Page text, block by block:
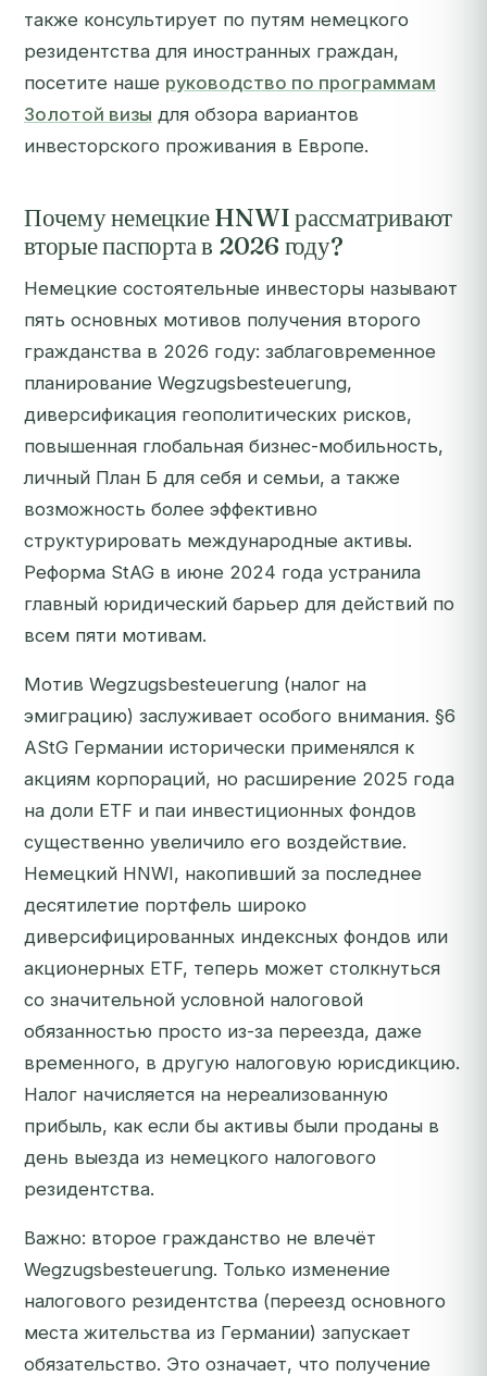
также консультирует по путям немецкого
резидентства для иностранных граждан,
посетите наше руководство по программам
Золотой визы для обзора вариантов
инвесторского проживания в Европе.
Почему немецкие HNWI рассматривают
вторые паспорта в 2026 году?
Немецкие состоятельные инвесторы называют
пять основных мотивов получения второго
гражданства в 2026 году: заблаговременное
планирование Wegzugsbesteuerung,
диверсификация геополитических рисков,
повышенная глобальная бизнес-мобильность,
личный План Б для себя и семьи, а также
возможность более эффективно
структурировать международные активы.
Реформа StAG в июне 2024 года устранила
главный юридический барьер для действий по
всем пяти мотивам.
Мотив Wegzugsbesteuerung (налог на
эмиграцию) заслуживает особого внимания. §6
AStG Германии исторически применялся к
акциям корпораций, но расширение 2025 года
на доли ETF и паи инвестиционных фондов
существенно увеличило его воздействие.
Немецкий HNWI, накопивший за последнее
десятилетие портфель широко
диверсифицированных индексных фондов или
акционерных ETF, теперь может столкнуться
со значительной условной налоговой
обязанностью просто из-за переезда, даже
временного, в другую налоговую юрисдикцию.
Налог начисляется на нереализованную
прибыль, как если бы активы были проданы в
день выезда из немецкого налогового
резидентства.
Важно: второе гражданство не влечёт
Wegzugsbesteuerung. Только изменение
налогового резидентства (переезд основного
места жительства из Германии) запускает
обязательство. Это означает, что получение